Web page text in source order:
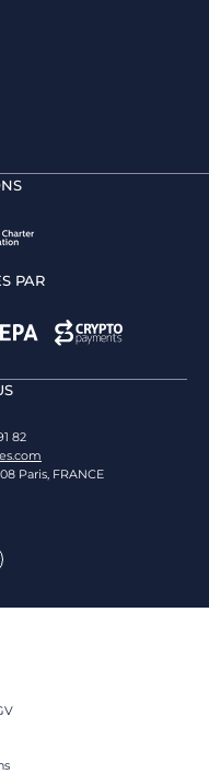
PAR
82
Paris, FRANCE